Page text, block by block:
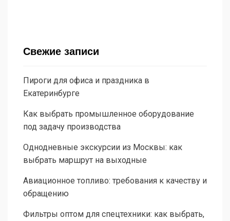
Свежие записи
Пироги для офиса и праздника в
Екатеринбурге
Как выбрать промышленное оборудование
под задачу производства
Однодневные экскурсии из Москвы: как
выбрать маршрут на выходные
Авиационное топливо: требования к качеству и
обращению
Фильтры оптом для спецтехники: как выбрать,